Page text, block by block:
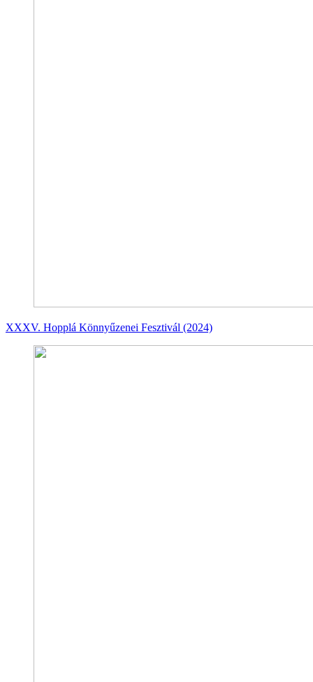
XXXV. Hopplá Könnyűzenei Fesztivál (2024)